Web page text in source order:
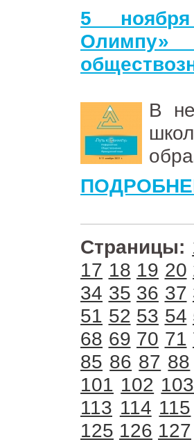
5
В
Страницы:
17 18 19 20
34 35 36 37
51 52 53 54
68 69 70 71
85 86 87 88
101 102 103
113 114 115
125 126 127